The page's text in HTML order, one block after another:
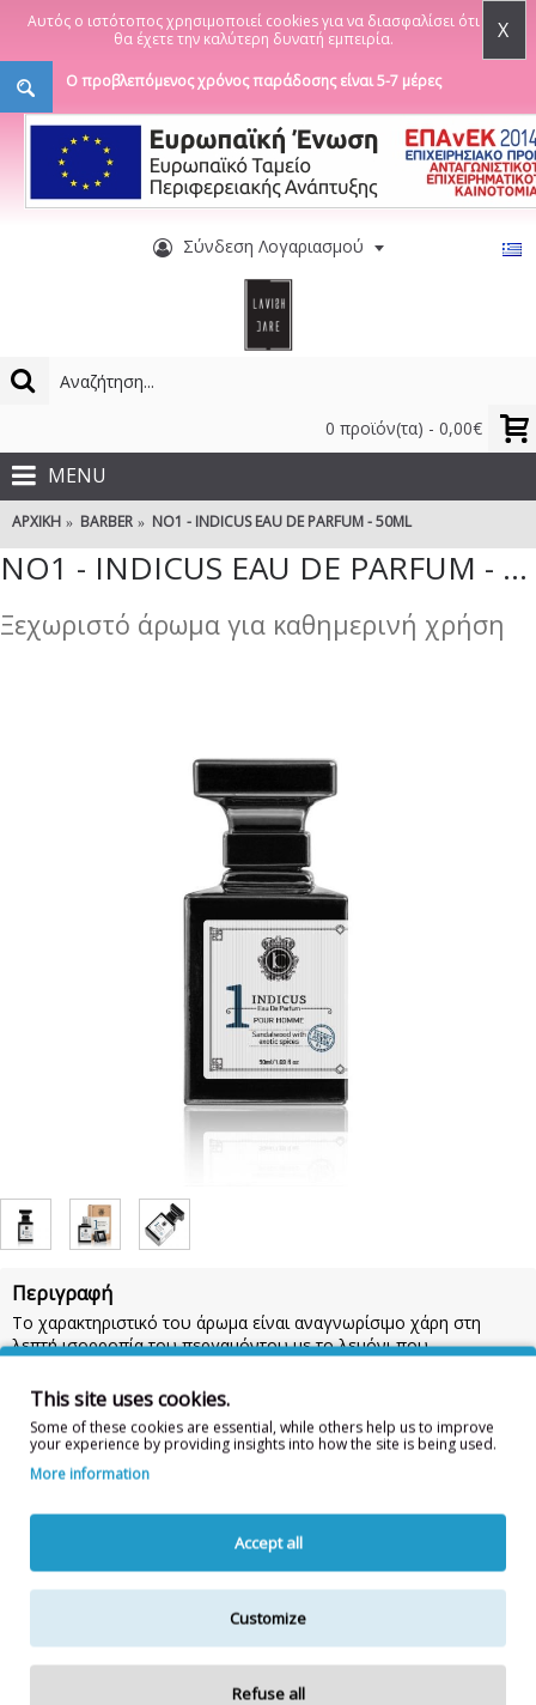
Αυτός ο ιστότοπος χρησιμοποιεί cookies για να διασφαλίσει ότι
θα έχετε την καλύτερη δυνατή εμπειρία.
X
Ο προβλεπόμενος χρόνος παράδοσης είναι 5-7 μέρες
Σύνδεση Λογαριασμού
0 προϊόν(τα) - 0,00€
MENU
ΑΡΧΙΚΉ BARBER NO1 - INDICUS EAU DE PARFUM - 50ML
NO1 - INDICUS EAU DE PARFUM - 50ML
Ξεχωριστό άρωμα για καθημερινή χρήση
Περιγραφή
Το χαρακτηριστικό του άρωμα είναι αναγνωρίσιμο χάρη στη
λεπτή ισορροπία του περγαμόντου με το λεμόνι που
δροσερό ηλιοτρόπιο, μόσχο και βετιβέρ.
Ingredients:ALCOHOL DENAT., PARFUM, AQUA, LINALOOL,
PEG-40 HYDROGENATED CASTOR OIL, BHT, ETHYLHEXYL
METHOXYCINNAMATE, BUTYL METHOXYDIBENZOYLMETHANE,
COUMARIN, BENZYL BENZOATE, CITRONELLOL, GERANIOL,
CITRAL, HYDROXYCITRONELLAL, ANISE ALCOHOL, BENZYL
ALCOHOL, EVERNIA PRUNASTRI EXTRACT.
Η λίστα συστατικών δύναται να τροποποιηθεί κατά την κρίση
του κατασκευαστή.
Για την πιο πλήρη και ενημερωμένη λίστα συστατικών,
This site uses cookies.
Some of these cookies are essential, while others help us to improve
your experience by providing insights into how the site is being used.
More information
Accept all
Customize
Refuse all